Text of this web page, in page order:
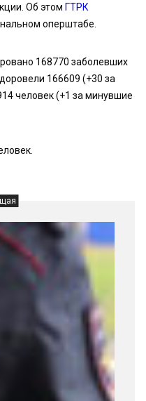
Об этом ГТРК
оперштабе.
168770 заболевших
166609 (+30 за
человек (+1 за минувшие